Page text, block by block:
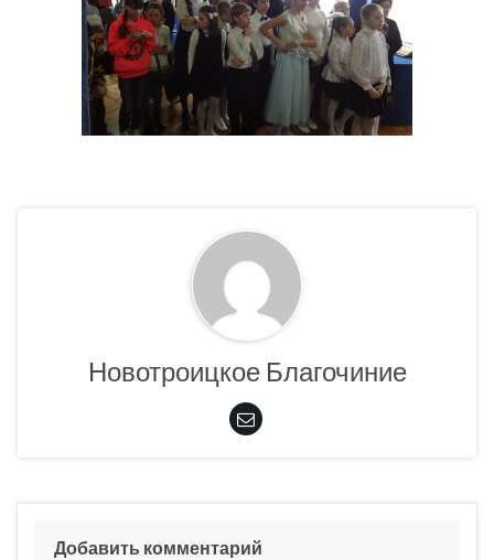
Новотроицкое Благочиние
Добавить комментарий